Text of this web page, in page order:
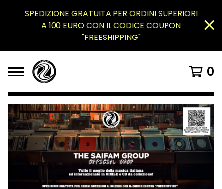
SPEDIZIONE GRATUITA PER ORDINI SUPERIORI
A 100 EURO CON IL CODICE COUPON
"FREESHIPPING"
0